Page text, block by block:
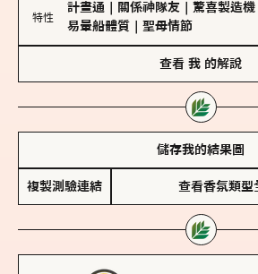
特性
計畫通 關係神隊友 驚喜製造機
易暈船體質
聖母情節
查看 我 的解說
儲存我的結果圖
複製測驗連結 查看香氛類型